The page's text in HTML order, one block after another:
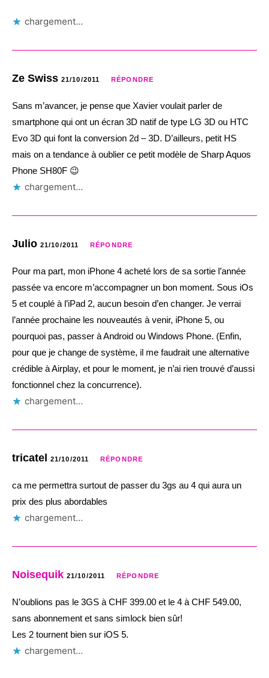
chargement…
Ze Swiss 21/10/2011 RÉPONDRE
Sans m’avancer, je pense que Xavier voulait parler de
smartphone qui ont un écran 3D natif de type LG 3D ou HTC
Evo 3D qui font la conversion 2d – 3D. D’ailleurs, petit HS
mais on a tendance à oublier ce petit modèle de Sharp Aquos
Phone SH80F 😉
chargement…
Julio 21/10/2011 RÉPONDRE
Pour ma part, mon iPhone 4 acheté lors de sa sortie l’année
passée va encore m’accompagner un bon moment. Sous iOs
5 et couplé à l’iPad 2, aucun besoin d’en changer. Je verrai
l’année prochaine les nouveautés à venir, iPhone 5, ou
pourquoi pas, passer à Android ou Windows Phone. (Enfin,
pour que je change de système, il me faudrait une alternative
crédible à Airplay, et pour le moment, je n’ai rien trouvé d’aussi
fonctionnel chez la concurrence).
chargement…
tricatel 21/10/2011 RÉPONDRE
ca me permettra surtout de passer du 3gs au 4 qui aura un
prix des plus abordables
chargement…
Noisequik 21/10/2011 RÉPONDRE
N’oublions pas le 3GS à CHF 399.00 et le 4 à CHF 549.00,
sans abonnement et sans simlock bien sûr!
Les 2 tournent bien sur iOS 5.
chargement…